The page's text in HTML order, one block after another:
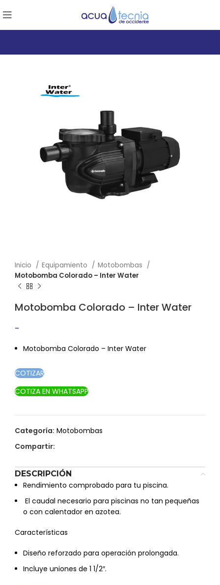
Inicio Equipamiento
Motobombas
Motobomba Colorado – Inter Water
Motobomba Colorado – Inter Water
-
Motobomba Colorado – Inter Water
COTIZAR
COTIZA EN WHATSAPP
Categoría: Motobombas
Compartir:
DESCRIPCIÓN
Rendimiento comprobado para tu piscina.
 El caudal necesario para piscinas no tan pequeñas
o con calentador en azotea.
Características
Diseño reforzado para operación prolongada.
Incluye uniones de 1 1/2″.